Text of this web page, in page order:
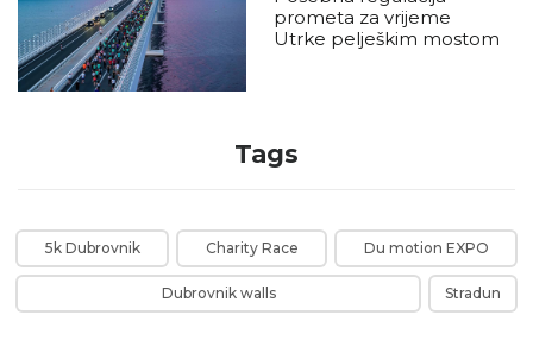
prometa za vrijeme
Utrke pelješkim mostom
Tags
5k Dubrovnik Charity Race Du motion EXPO
Dubrovnik walls Stradun